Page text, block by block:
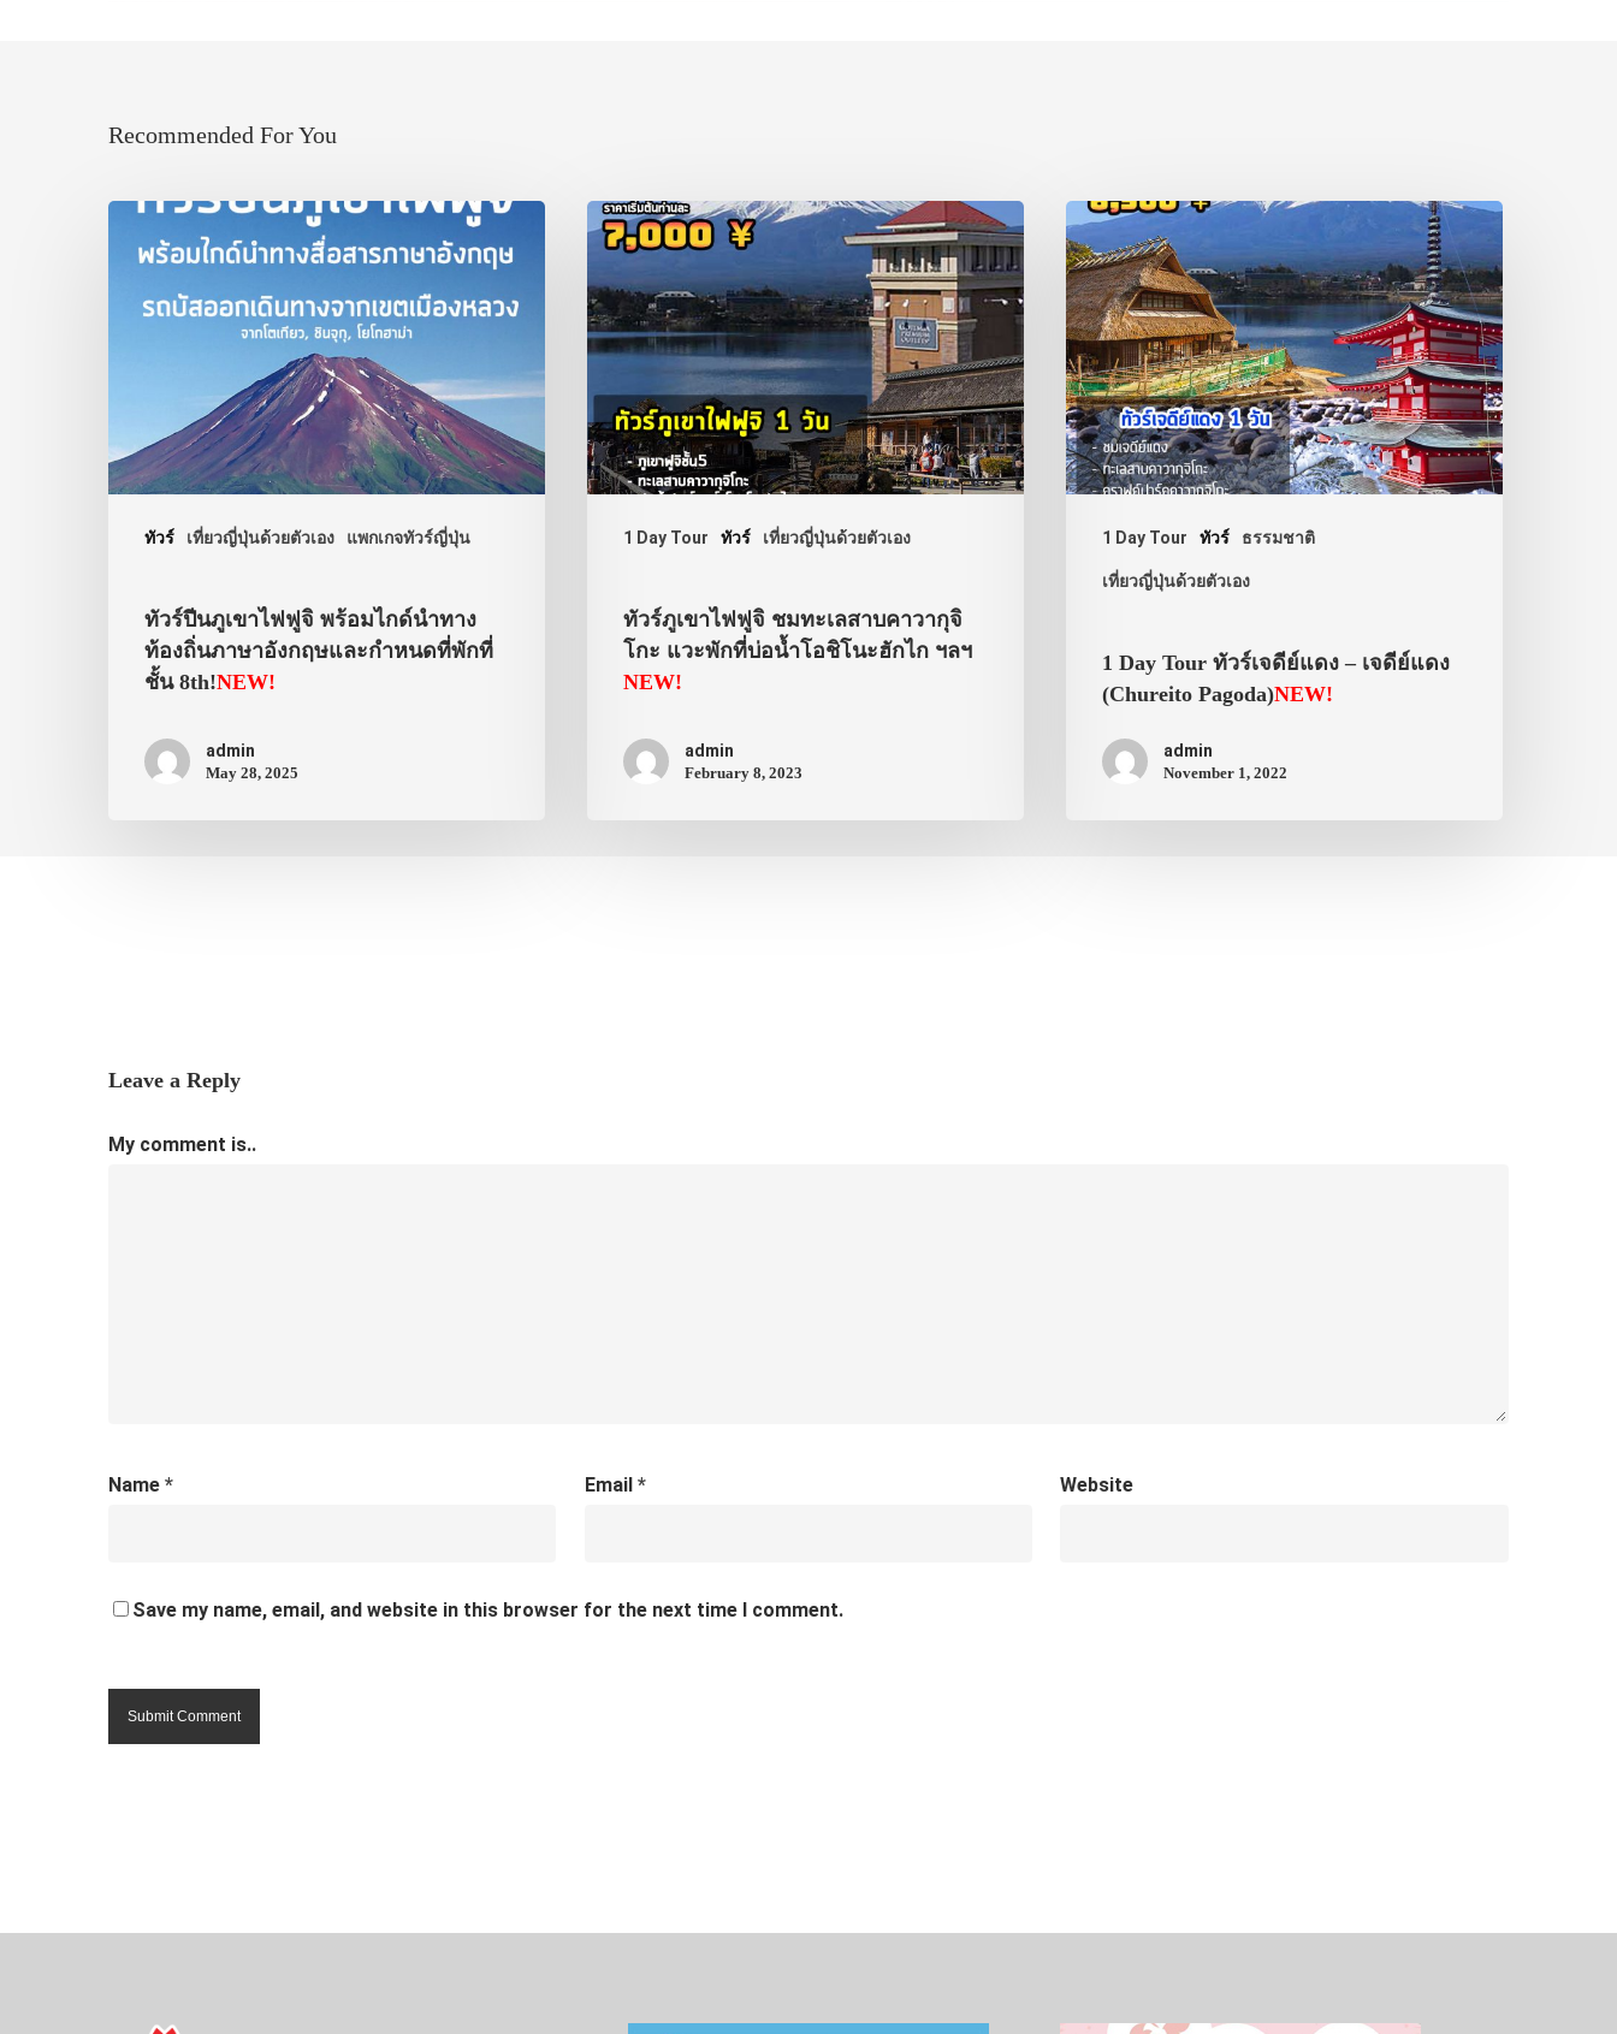
Recommended For You
ทัวร์ เที่ยวญี่ปุ่นด้วยตัวเอง แพกเกจทัวร์ญี่ปุ่น
ทัวร์ปีนภูเขาไฟฟูจิ พร้อมไกด์นำทาง
ท้องถิ่นภาษาอังกฤษและกำหนดที่พักที่
ชั้น 8th!NEW!
admin
May 28, 2025
1 Day Tour ทัวร์ เที่ยวญี่ปุ่นด้วยตัวเอง
ทัวร์ภูเขาไฟฟูจิ ชมทะเลสาบคาวากุจิ
โกะ แวะพักที่บ่อน้ำโอชิโนะฮักไก ฯลฯ
NEW!
admin
February 8, 2023
1 Day Tour ทัวร์ ธรรมชาติ
เที่ยวญี่ปุ่นด้วยตัวเอง
1 Day Tour ทัวร์เจดีย์แดง – เจดีย์แดง
(Chureito Pagoda)NEW!
admin
November 1, 2022
Leave a Reply
My comment is..
Name * Email * Website
Save my name, email, and website in this browser for the next time I comment.